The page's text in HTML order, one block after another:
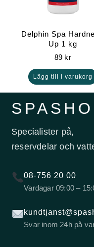
Delphin Spa
Up 1 kg
89 kr
Lägg till i varukorg
Specialister på,
reservdelar och
08-756 20 00
Vardagar 09:00 –
Svar inom 24h på